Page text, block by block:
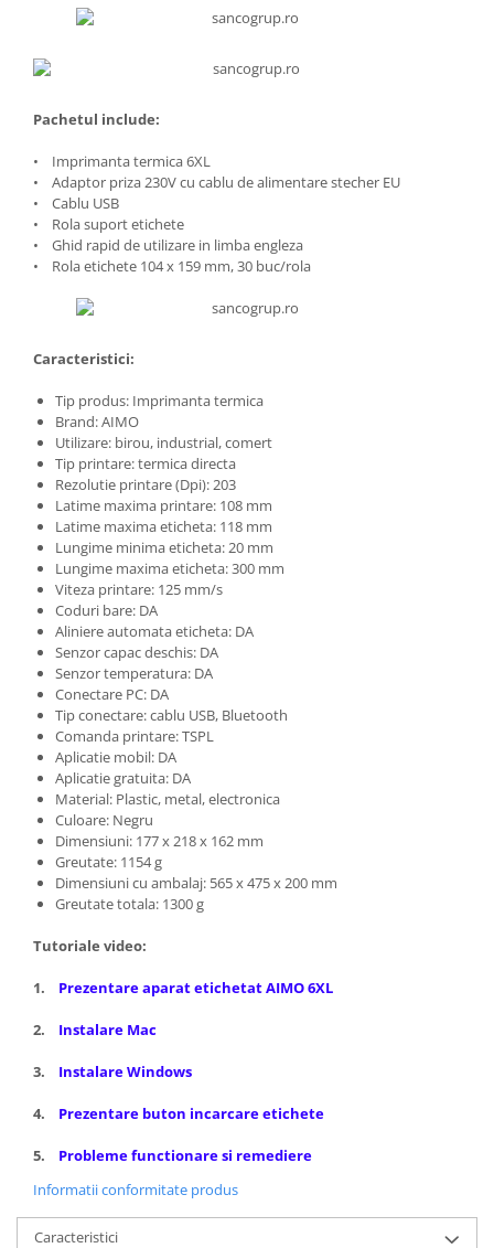
Pachetul include:
• Imprimanta termica 6XL
• Adaptor priza 230V cu cablu de alimentare stecher EU
• Cablu USB
• Rola suport etichete
• Ghid rapid de utilizare in limba engleza
• Rola etichete 104 x 159 mm, 30 buc/rola
Caracteristici:
Tip produs: Imprimanta termica
Brand: AIMO
Utilizare: birou, industrial, comert
Tip printare: termica directa
Rezolutie printare (Dpi): 203
Latime maxima printare: 108 mm
Latime maxima eticheta: 118 mm
Lungime minima eticheta: 20 mm
Lungime maxima eticheta: 300 mm
Viteza printare: 125 mm/s
Coduri bare: DA
Aliniere automata eticheta: DA
Senzor capac deschis: DA
Senzor temperatura: DA
Conectare PC: DA
Tip conectare: cablu USB, Bluetooth
Comanda printare: TSPL
Aplicatie mobil: DA
Aplicatie gratuita: DA
Material: Plastic, metal, electronica
Culoare: Negru
Dimensiuni: 177 x 218 x 162 mm
Greutate: 1154 g
Dimensiuni cu ambalaj: 565 x 475 x 200 mm
Greutate totala: 1300 g
Tutoriale video:
1. Prezentare aparat etichetat AIMO 6XL
2. Instalare Mac
3. Instalare Windows
4. Prezentare buton incarcare etichete
5.
Probleme functionare si remediere
Informatii conformitate produs
Caracteristici